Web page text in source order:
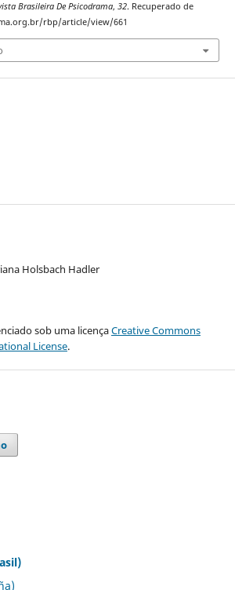
Brasileira De Psicodrama, 32. Recuperado de
rbp/article/view/661
Holsbach Hadler
sob uma licençaCreative Commons
License.